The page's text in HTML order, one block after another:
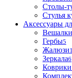
Столы-
Стулья
Аксессуары
Вешалки
Гербы5
Жалюзи1
Зеркала6